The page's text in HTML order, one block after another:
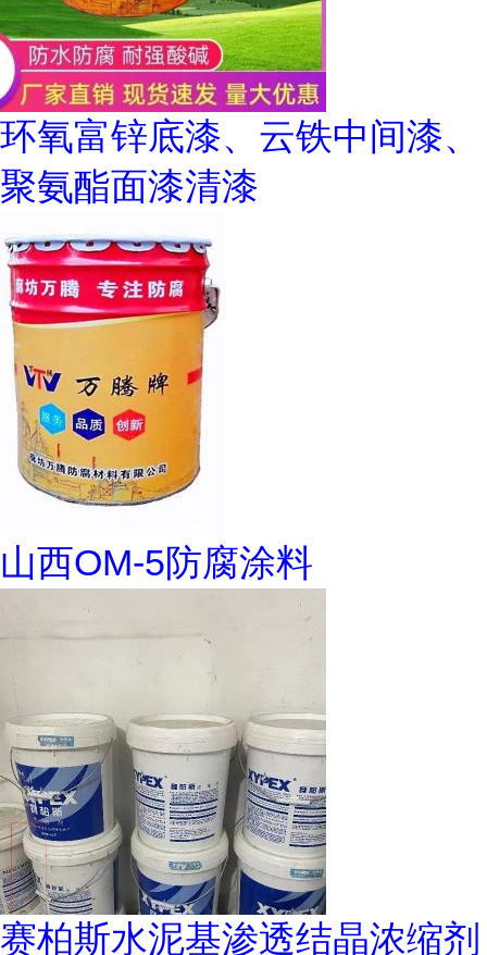
环氧富锌底漆、云铁中间漆、
聚氨酯面漆清漆
山西OM-5防腐涂料
赛柏斯水泥基渗透结晶浓缩剂